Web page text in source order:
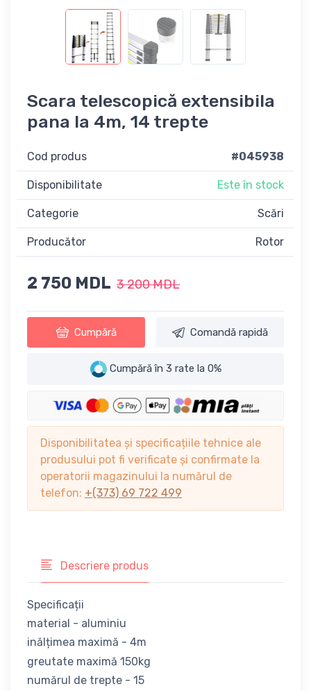
Scara telescopică extensibila
pana la 4m, 14 trepte
Cod produs #045938
Disponibilitate Este în stock
Categorie Scări
Producător Rotor
2 750 MDL 3 200 MDL
Cumpără Comandă rapidă
Cumpără în 3 rate la 0%
Disponibilitatea și specificațiile tehnice ale
produsului pot fi verificate și confirmate la
operatorii magazinului la numărul de
telefon: +(373) 69 722 499
Descriere produs
Specificații
material - aluminiu
inălțimea maximă - 4m
greutate maximă 150kg
numărul de trepte - 15